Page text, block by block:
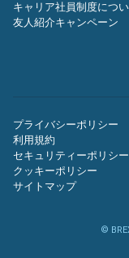
キャリア社員制度につ
友人紹介キャンペーン
プライバシーポリシー
利用規約
セキュリティーポリシー
クッキーポリシー
サイトマップ
©